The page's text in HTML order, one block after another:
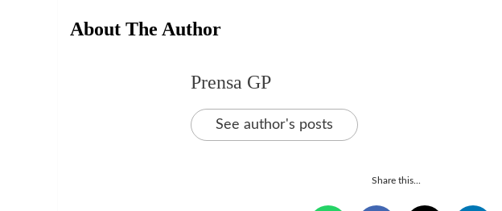
About The Author
Prensa GP
See author's posts
Share this...